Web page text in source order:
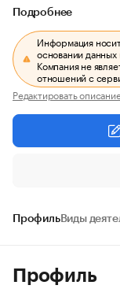
Подробнее
Информация
основании данных
Компания не
отношений с
Редактировать
ПрофильВиды
Профиль